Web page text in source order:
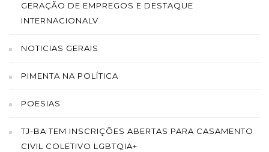
GERAÇÃO DE EMPREGOS E DESTAQUE
INTERNACIONALV
NOTICIAS GERAIS
PIMENTA NA POLÍTICA
POESIAS
TJ-BA TEM INSCRIÇÕES ABERTAS PARA CASAMENTO
CIVIL COLETIVO LGBTQIA+